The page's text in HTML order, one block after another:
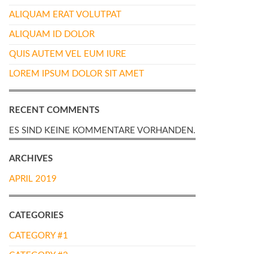
ALIQUAM ERAT VOLUTPAT
ALIQUAM ID DOLOR
QUIS AUTEM VEL EUM IURE
LOREM IPSUM DOLOR SIT AMET
RECENT COMMENTS
ES SIND KEINE KOMMENTARE VORHANDEN.
ARCHIVES
APRIL 2019
CATEGORIES
CATEGORY #1